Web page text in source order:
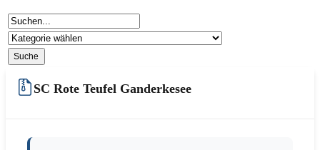
SC Rote Teufel Ganderkesee